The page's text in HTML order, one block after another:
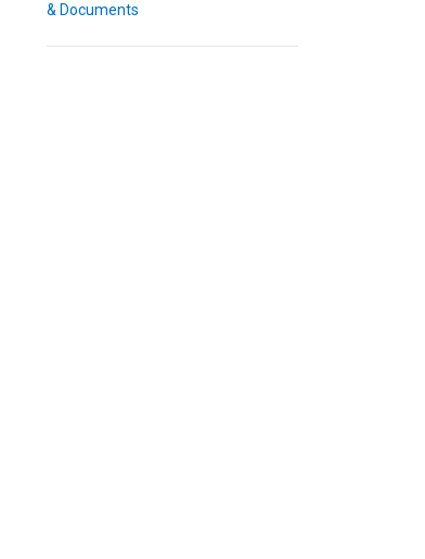
& Documents